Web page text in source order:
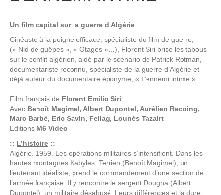
Un film capital sur la guerre d’Algérie
Cinéaste à la poigne efficace, spécialiste du film de guerre,
(« Nid de guêpes », « Otages »…), Florent Siri brise les tabous
sur le conflit algérien, aidé par le scénario de Patrick Rotman,
documentariste reconnu, spécialiste de la guerre d’Algérie et
déjà auteur du documentaire éponyme, « L’ennemi intime ».
Film français de Florent Emilio Siri
Avec Benoît Magimel, Albert Dupontel, Aurélien Recoing,
Marc Barbé, Eric Savin, Fellag, Lounès Tazairt
Editions M6 Video
:: L’histoire ::
Algérie, 1959. Les opérations militaires s’intensifient. Dans les
hautes montagnes Kabyles, Terrien (Benoît Magimel), un
lieutenant idéaliste, prend le commandement d’une section de
l’armée française. Il y rencontre le sergent Dougna (Albert
Dupontel), un militaire désabusé. Leurs différences et la dure